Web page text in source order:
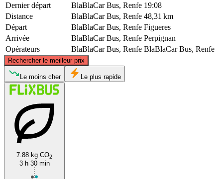
Dernier départ
BlaBlaCar Bus, Renfe 19:08
Distance
BlaBlaCar Bus, Renfe 48,31 km
Départ
BlaBlaCar Bus, Renfe Figueres
Arrivée
BlaBlaCar Bus, Renfe Perpignan
Opérateurs
BlaBlaCar Bus, Renfe BlaBlaCar Bus, Renfe
Rechercher le meilleur prix
Perpignan
©CARTO, © OpenStreetMapcontributors
Le moins cher Le plus rapide
7.88 kg CO2
3 h 30 min